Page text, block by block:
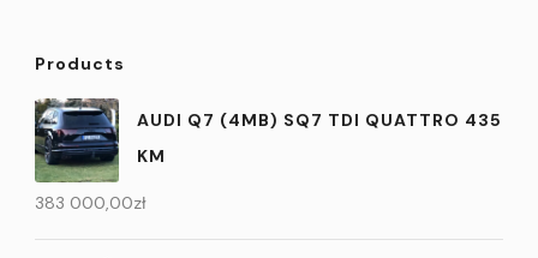
Products
AUDI Q7 (4MB) SQ7 TDI QUATTRO 435
KM
383 000,00zł